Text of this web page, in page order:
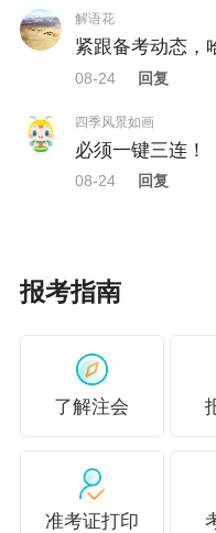
解语花
紧跟备考动态，
08-24 回复
四季风景如画
必须一键三连！
08-24 回复
报考指南
了解注会
准考证打印